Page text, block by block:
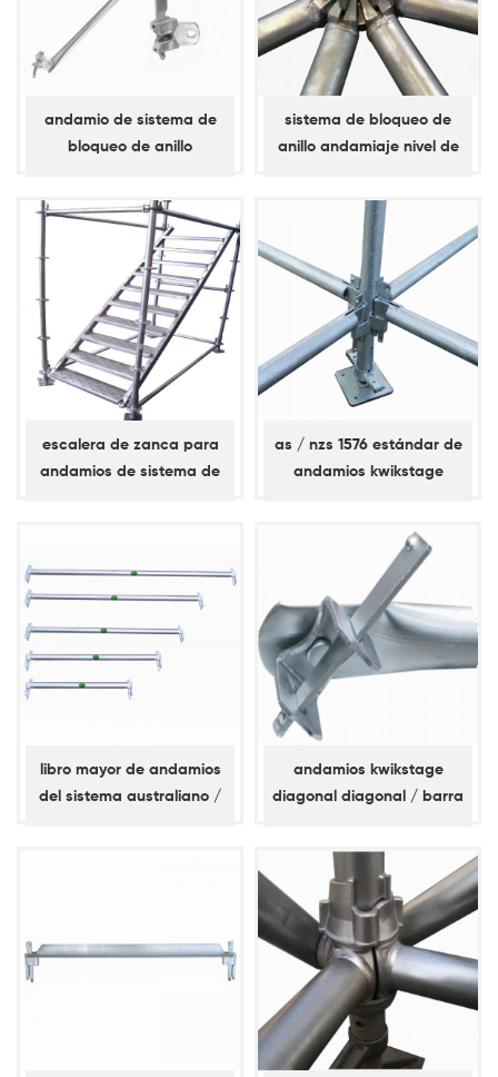
andamio de sistema de
bloqueo de anillo
abrazadera de bahía
sistema de bloqueo de
anillo andamiaje nivel de
mayor diagonal
escalera de zanca para
andamios de sistema de
as / nzs 1576 estándar de
andamios kwikstage
libro mayor de andamios
del sistema australiano /
andamios kwikstage
diagonal diagonal / barra